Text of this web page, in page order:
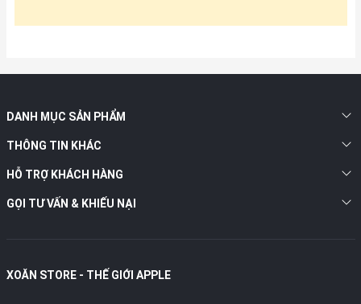
DANH MỤC SẢN PHẨM
THÔNG TIN KHÁC
HỖ TRỢ KHÁCH HÀNG
GỌI TƯ VẤN & KHIẾU NẠI
XOĂN STORE - THẾ GIỚI APPLE